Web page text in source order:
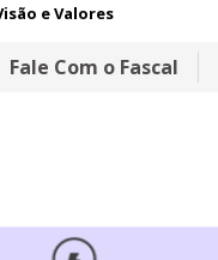
e Valores
Fale Com o Fascal